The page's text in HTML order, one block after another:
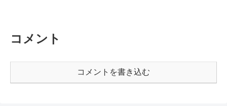
コメント
コメントを書き込む